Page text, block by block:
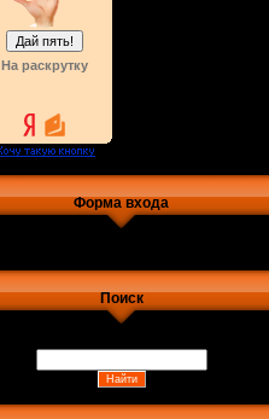
На раскрутку
Форма входа
Поиск